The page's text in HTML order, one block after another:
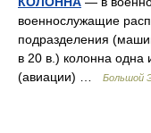
военнослужащие
подразделения
в 20 в.) колонна одна
(авиации) …
Большой